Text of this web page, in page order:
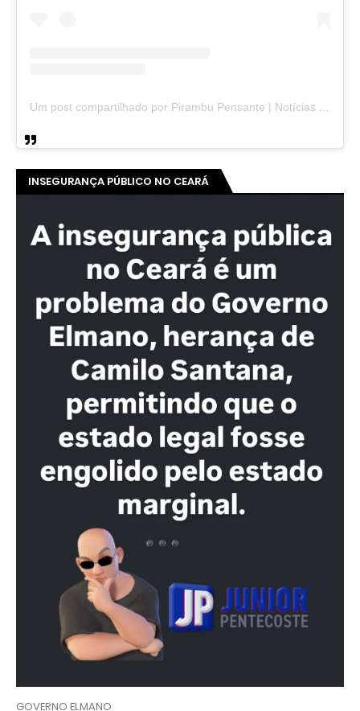
Um post compartilhado por Pirambu Pensante | Notícias & Entretenimento (@pirambupensante)
INSEGURANÇA PÚBLICO NO CEARÁ
GOVERNO ELMANO